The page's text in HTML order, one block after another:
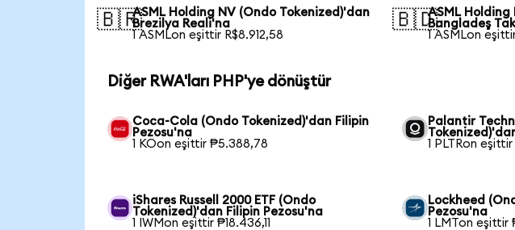
🇧🇷ASML Holding NV (Ondo Tokenized)'dan
Brezilya Reali'na
1 ASMLon eşittir R$8.912,58
🇧🇩ASML Holding
Bangladeş
1 ASMLon
Diğer RWA'ları PHP'ye dönüştür
Coca-Cola (Ondo Tokenized)'dan Filipin
Pezosu'na
1 KOon eşittir ₱5.388,78
Palantir
1 PLTRon
iShares Russell 2000 ETF (Ondo
Tokenized)'dan Filipin Pezosu'na
1 IWMon eşittir ₱18.436,11
Lockheed
Pezosu'na
1 LMTon eşittir